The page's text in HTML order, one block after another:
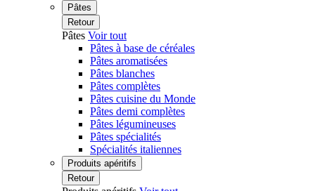
Pâtes
Retour
Pâtes Voir tout
Pâtes à base de céréales
Pâtes aromatisées
Pâtes blanches
Pâtes complètes
Pâtes cuisine du Monde
Pâtes demi complètes
Pâtes légumineuses
Pâtes spécialités
Spécialités italiennes
Produits apéritifs
Retour